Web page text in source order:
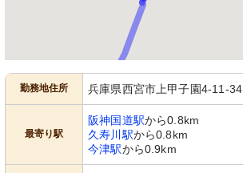
勤務地住所 兵庫県西宮市上甲子園4-11-34
最寄り駅
阪神国道駅から0.8km
久寿川駅から0.8km
今津駅から0.9km